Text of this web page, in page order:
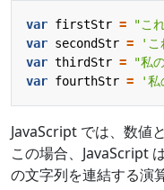
var firstStr = "こ
var secondStr = 'こ
var thirdStr =
"私
var fourthStr = '私
JavaScript では、数値
この場合、JavaScript
の文字列を連結する演